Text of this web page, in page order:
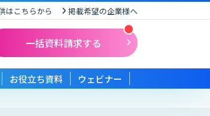
はこちらから 掲載希望の企業様へ
一括資料請求する
お役立ち資料 ウェビナー